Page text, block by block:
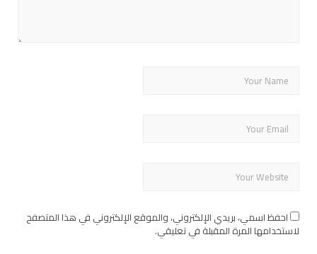
احفظ اسمي، بريدي الإلكتروني، والموقع الإلكتروني في هذا المتصفح
لاستخدامها المرة المقبلة في تعليقي.